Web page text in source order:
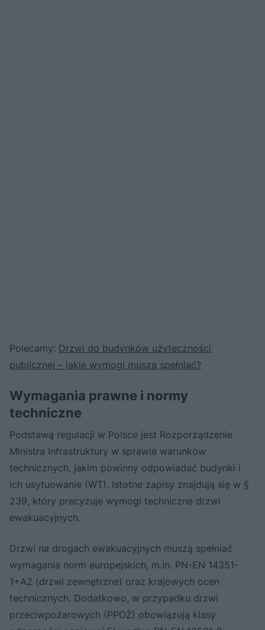
Polecamy: Drzwi do budynków użyteczności
publicznej – jakie wymogi muszą spełniać?
Wymagania prawne i normy
techniczne
Podstawą regulacji w Polsce jest Rozporządzenie
Ministra Infrastruktury w sprawie warunków
technicznych, jakim powinny odpowiadać budynki i
ich usytuowanie (WT). Istotne zapisy znajdują się w §
239, który precyzuje wymogi techniczne drzwi
ewakuacyjnych.
Drzwi na drogach ewakuacyjnych muszą spełniać
wymagania norm europejskich, m.in. PN-EN 14351-
1+A2 (drzwi zewnętrzne) oraz krajowych ocen
technicznych. Dodatkowo, w przypadku drzwi
przeciwpożarowych (PPOŻ) obowiązują klasy